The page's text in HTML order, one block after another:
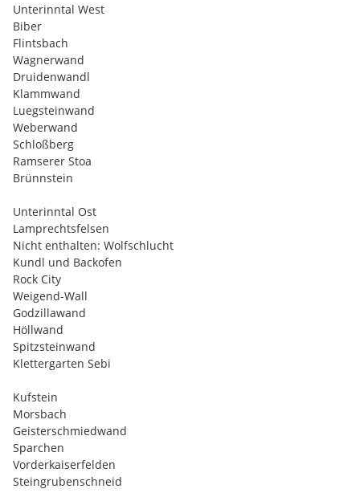
Unterinntal West
Biber
Flintsbach
Wagnerwand
Druidenwandl
Klammwand
Luegsteinwand
Weberwand
Schloßberg
Ramserer Stoa
Brünnstein
Unterinntal Ost
Lamprechtsfelsen
Nicht enthalten: Wolfschlucht
Kundl und Backofen
Rock City
Weigend-Wall
Godzillawand
Höllwand
Spitzsteinwand
Klettergarten Sebi
Kufstein
Morsbach
Geisterschmiedwand
Sparchen
Vorderkaiserfelden
Steingrubenschneid